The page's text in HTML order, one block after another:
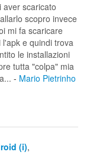
aver scaricato
scopro invece
mi fa scaricare
e quindi trova
le installazioni
tutta "colpa" mia
- Mario Pietrinho
(i),